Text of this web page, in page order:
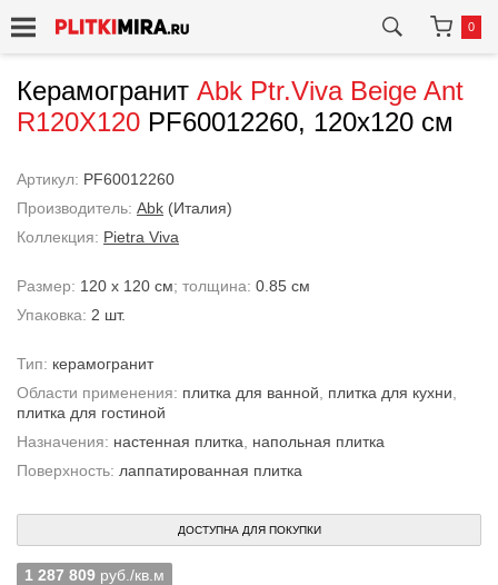
0
Керамогранит Abk Ptr.Viva Beige Ant
R120X120 PF60012260, 120x120 см
Артикул: PF60012260
Производитель: Abk (Италия)
Коллекция: Pietra Viva
Размер: 120 x 120 см; толщина: 0.85 см
Упаковка: 2 шт.
Тип: керамогранит
Области применения: плитка для ванной плитка для кухни
плитка для гостиной
Назначения: настенная плитка
напольная плитка
Поверхность: лаппатированная плитка
ДОСТУПНА ДЛЯ ПОКУПКИ
1 287 809 руб./кв.м